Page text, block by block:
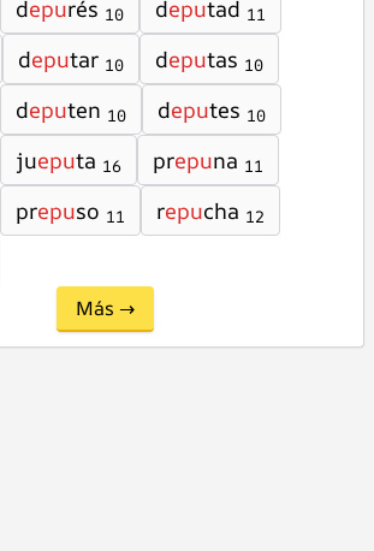
depurés 10 deputad 11
deputar 10 deputas 10
deputen 10 deputes 10
jueputa 16 prepuna 11
prepuso 11 repucha 12
Más →